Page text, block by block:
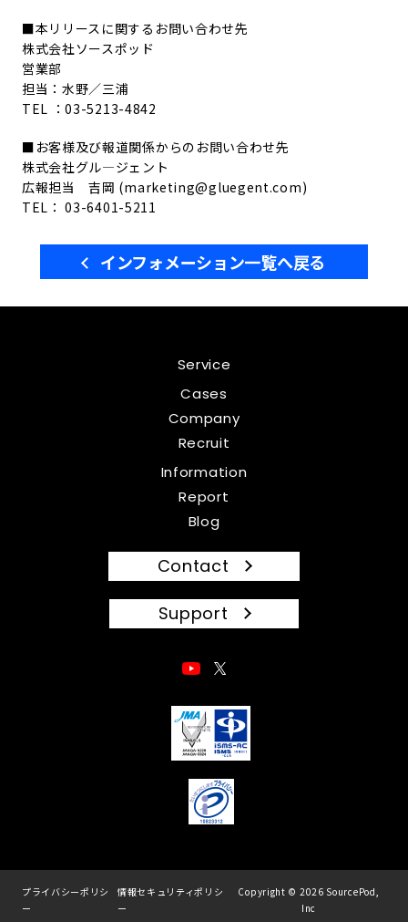
■本リリースに関するお問い合わせ先
株式会社ソースポッド
営業部
担当：水野／三浦
TEL ：03-5213-4842
■お客様及び報道関係からのお問い合わせ先
株式会社グル―ジェント
広報担当 吉岡 (marketing@gluegent.com)
TEL： 03-6401-5211
インフォメーション一覧へ戻る
Service
Cases
Company
Recruit
Information
Report
Blog
Contact
Support
プライバシーポリシ
ー
情報セキュリティポリシ
ー
Copyright © 2026 SourcePod,
Inc